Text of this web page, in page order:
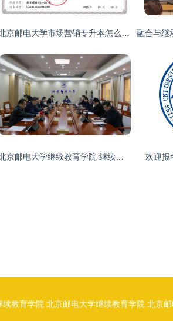
欢迎报
续教育学院 北京邮电大学继续教育学院 北京